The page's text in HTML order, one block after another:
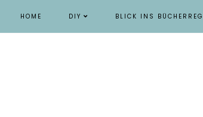
HOME DIY BLICK INS